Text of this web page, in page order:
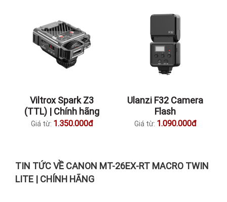
Viltrox Spark Z3
(TTL) | Chính hãng
Giá từ: 1.350.000đ
Ulanzi F32 Camera
Flash
Giá từ: 1.090.000đ
TIN TỨC VỀ CANON MT-26EX-RT MACRO TWIN
LITE | CHÍNH HÃNG